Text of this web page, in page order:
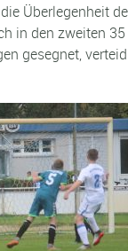
Überlegenheit
den zweiten
gesegnet,